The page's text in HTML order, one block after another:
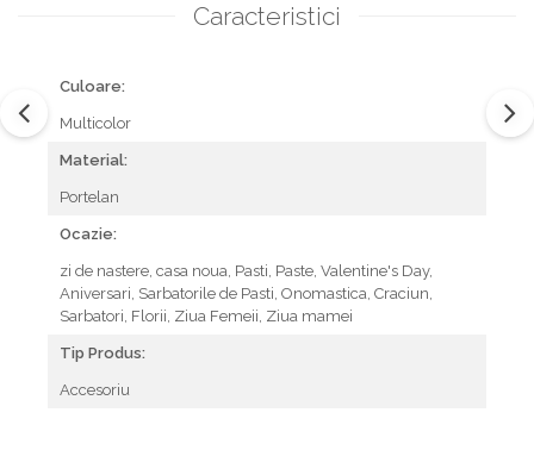
Caracteristici
Culoare:
Multicolor
Material:
Portelan
Ocazie:
zi de nastere, casa noua, Pasti, Paste, Valentine's Day,
Aniversari, Sarbatorile de Pasti, Onomastica, Craciun,
Sarbatori, Florii, Ziua Femeii, Ziua mamei
Tip Produs:
Accesoriu